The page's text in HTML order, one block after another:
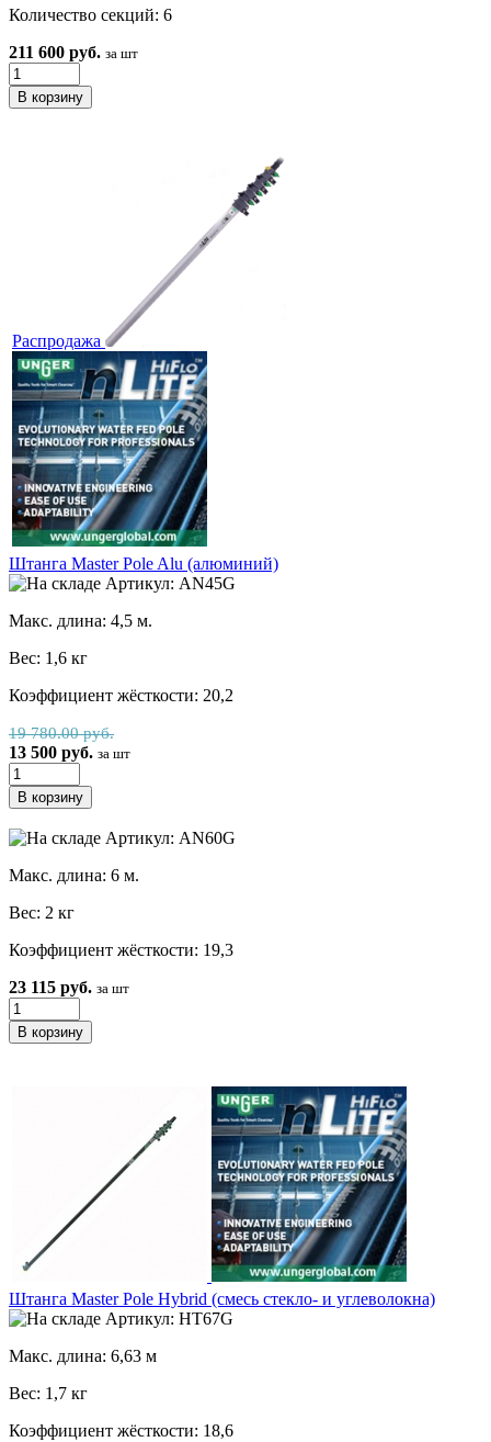
Количество секций: 6
211 600 руб. за шт
Распродажа
Штанга Master Pole Alu (алюминий)
Артикул: AN45G
Макс. длина: 4,5 м.
Вес: 1,6 кг
Коэффициент жёсткости: 20,2
19 780.00 руб.
13 500 руб. за шт
Артикул: AN60G
Макс. длина: 6 м.
Вес: 2 кг
Коэффициент жёсткости: 19,3
23 115 руб. за шт
Штанга Master Pole Hybrid (смесь стекло- и углеволокна)
Артикул: HT67G
Макс. длина: 6,63 м
Вес: 1,7 кг
Коэффициент жёсткости: 18,6